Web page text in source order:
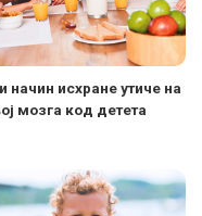
начин исхране утиче на
мозга код детета